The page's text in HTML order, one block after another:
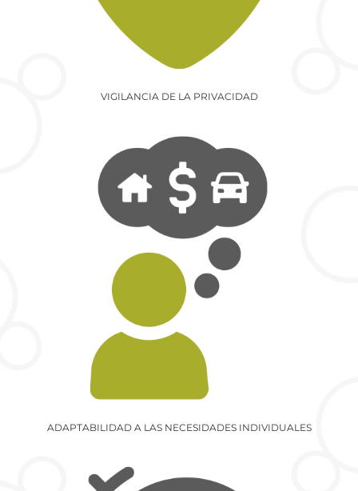
VIGILANCIA DE LA PRIVACIDAD
ADAPTABILIDAD A LAS NECESIDADES INDIVIDUALES